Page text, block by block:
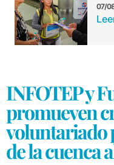
07/
INFOTEP y
promueven
voluntariado
de la cuenca